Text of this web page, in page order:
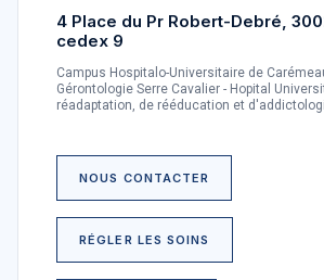
4 Place du Pr Robert-Debré,
cedex 9
Campus Hospitalo-Universitaire de
Gérontologie Serre Cavalier - Hopital
réadaptation, de rééducation et
NOUS CONTACTER
RÉGLER LES SOINS